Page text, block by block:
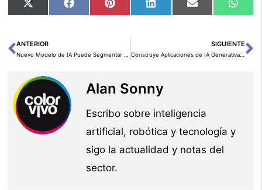
Compartir
en
X
Compartir
en
FacebookCompartir
en
PinterestCompartir
en
LinkedInCompartir
en
Email
en
Ant
ANTERIOR SIGUIENTE
Alan Sonny
Escribo sobre inteligencia
artificial, robótica y tecnología y
sigo la actualidad y notas del
sector.